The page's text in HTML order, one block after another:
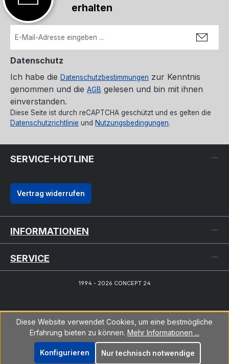
erhalten
Datenschutz
Ich habe die Datenschutzbestimmungen zur Kenntnis
genommen und die AGB gelesen und bin mit ihnen
einverstanden.
Diese Seite ist durch reCAPTCHA geschützt und es gelten die
Datenschutzrichtlinie und Nutzungsbedingungen.
SERVICE-HOTLINE
Vertrag widerrufen
INFORMATIONEN
SERVICE
1994 - 2026 CONCEPT 24
Diese Website verwendet Cookies, um eine bestmögliche
Erfahrung bieten zu können. Mehr Informationen ...
Nur technisch notwendige
Konfigurieren